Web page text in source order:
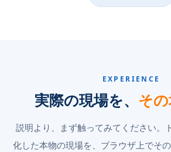
EXPERIENCE
実際の現場を、 そ
説明より、まず触ってみてください。
化した本物の現場を、ブラウザ上でその